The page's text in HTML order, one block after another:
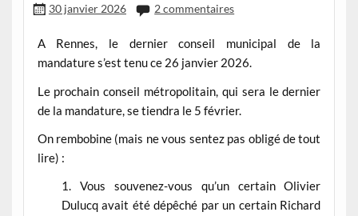
30 janvier 2026 2 commentaires
A Rennes, le dernier conseil municipal de la
mandature s’est tenu ce 26 janvier 2026.
Le prochain conseil métropolitain, qui sera le dernier
de la mandature, se tiendra le 5 février.
On rembobine (mais ne vous sentez pas obligé de tout
lire) :
Vous souvenez-vous qu’un certain Olivier
Dulucq avait été dépêché par un certain Richard